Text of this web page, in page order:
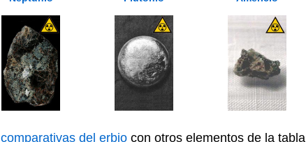
comparativas del erbio con otros elementos de la tabla